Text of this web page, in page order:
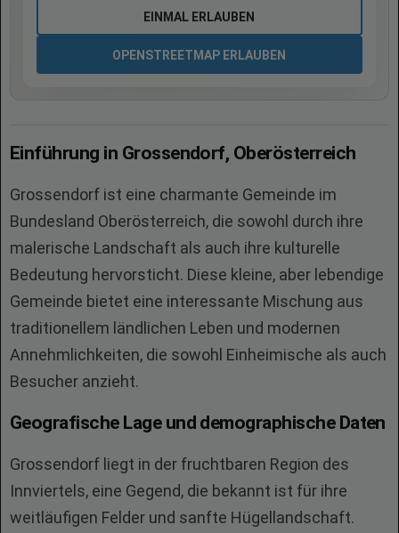
EINMAL ERLAUBEN
OPENSTREETMAP ERLAUBEN
Einführung in Grossendorf, Oberösterreich
Grossendorf ist eine charmante Gemeinde im
Bundesland Oberösterreich, die sowohl durch ihre
malerische Landschaft als auch ihre kulturelle
Bedeutung hervorsticht. Diese kleine, aber lebendige
Gemeinde bietet eine interessante Mischung aus
traditionellem ländlichen Leben und modernen
Annehmlichkeiten, die sowohl Einheimische als auch
Besucher anzieht.
Geografische Lage und demographische Daten
Grossendorf liegt in der fruchtbaren Region des
Innviertels, eine Gegend, die bekannt ist für ihre
weitläufigen Felder und sanfte Hügellandschaft.